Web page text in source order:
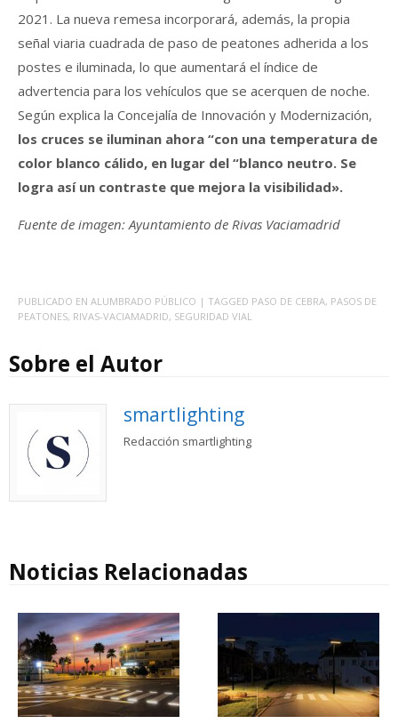
2021. La nueva remesa incorporará, además, la propia
señal viaria cuadrada de paso de peatones adherida a los
postes e iluminada, lo que aumentará el índice de
advertencia para los vehículos que se acerquen de noche.
Según explica la Concejalía de Innovación y Modernización,
los cruces se iluminan ahora “con una temperatura de
color blanco cálido, en lugar del “blanco neutro. Se
logra así un contraste que mejora la visibilidad».
Fuente de imagen: Ayuntamiento de Rivas Vaciamadrid
PUBLICADO EN ALUMBRADO PÚBLICO | TAGGED PASO DE CEBRA, PASOS DE
PEATONES, RIVAS-VACIAMADRID, SEGURIDAD VIAL
Sobre el Autor
smartlighting
Redacción smartlighting
Noticias Relacionadas